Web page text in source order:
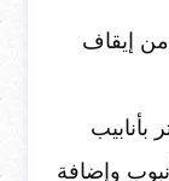
من إيقاف
بأنابيب
وإضافة